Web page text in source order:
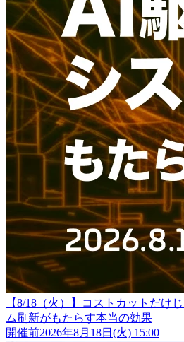
【8/18（火）】コストカットだけ
ム刷新がもたらす本当の効果
開催前2026年8月18日(火) 15:00